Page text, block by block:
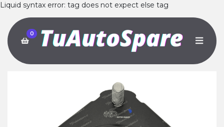
Liquid syntax error: tag does not expect else tag
0